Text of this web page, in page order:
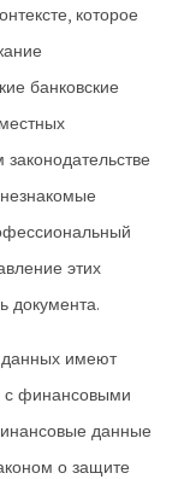
которое
банковские
этих
документа.
данных имеют
с финансовыми
данные
о защите